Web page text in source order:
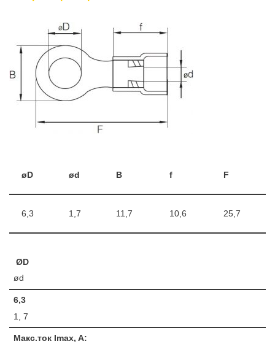
øD ød B f F
6,3 1,7 11,7 10,6 25,7
ØD
ød
6,3
1, 7
Макс.ток Imax, A: